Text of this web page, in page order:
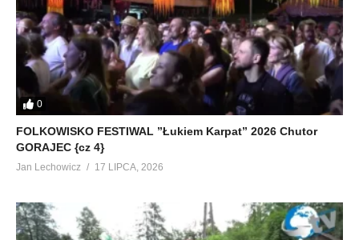
0
FOLKOWISKO FESTIWAL ”Łukiem Karpat” 2026 Chutor
GORAJEC {cz 4}
Jan Lechowicz 17 LIPCA, 2026